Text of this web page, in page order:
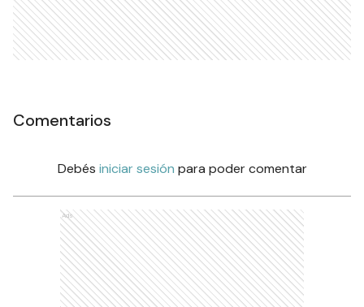
Comentarios
Debés iniciar sesión para poder comentar
Ads